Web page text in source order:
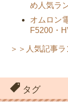
め人気ラ
オムロン
F5200・
＞＞人気記事
タグ